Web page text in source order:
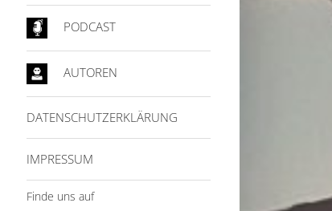
PODCAST
AUTOREN
DATENSCHUTZERKLÄRUNG
IMPRESSUM
Finde uns auf